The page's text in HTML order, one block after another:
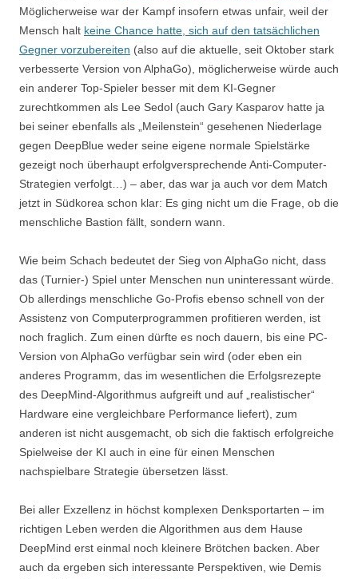
Möglicherweise war der Kampf insofern etwas unfair, weil der
Mensch halt keine Chance hatte, sich auf den tatsächlichen
Gegner vorzubereiten (also auf die aktuelle, seit Oktober stark
verbesserte Version von AlphaGo), möglicherweise würde auch
ein anderer Top-Spieler besser mit dem KI-Gegner
zurechtkommen als Lee Sedol (auch Gary Kasparov hatte ja
bei seiner ebenfalls als „Meilenstein“ gesehenen Niederlage
gegen DeepBlue weder seine eigene normale Spielstärke
gezeigt noch überhaupt erfolgversprechende Anti-Computer-
Strategien verfolgt…) – aber, das war ja auch vor dem Match
jetzt in Südkorea schon klar: Es ging nicht um die Frage, ob die
menschliche Bastion fällt, sondern wann.
Wie beim Schach bedeutet der Sieg von AlphaGo nicht, dass
das (Turnier-) Spiel unter Menschen nun uninteressant würde.
Ob allerdings menschliche Go-Profis ebenso schnell von der
Assistenz von Computerprogrammen profitieren werden, ist
noch fraglich. Zum einen dürfte es noch dauern, bis eine PC-
Version von AlphaGo verfügbar sein wird (oder eben ein
anderes Programm, das im wesentlichen die Erfolgsrezepte
des DeepMind-Algorithmus aufgreift und auf „realistischer“
Hardware eine vergleichbare Performance liefert), zum
anderen ist nicht ausgemacht, ob sich die faktisch erfolgreiche
Spielweise der KI auch in eine für einen Menschen
nachspielbare Strategie übersetzen lässt.
Bei aller Exzellenz in höchst komplexen Denksportarten – im
richtigen Leben werden die Algorithmen aus dem Hause
DeepMind erst einmal noch kleinere Brötchen backen. Aber
auch da ergeben sich interessante Perspektiven, wie Demis